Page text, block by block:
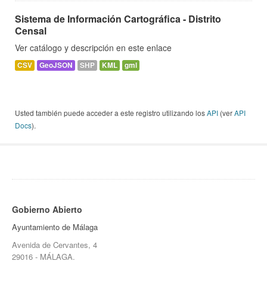
Sistema de Información Cartográfica - Distrito
Censal
Ver catálogo y descripción en este enlace
CSV GeoJSON SHP KML gml
Usted también puede acceder a este registro utilizando losAPI (verAPI
Docs).
Gobierno Abierto
Ayuntamiento de Málaga
Avenida de Cervantes, 4
29016 - MÁLAGA.